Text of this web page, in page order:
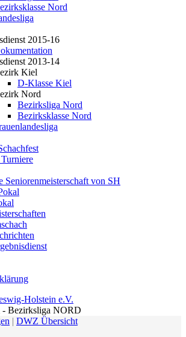
Nord
2015-16
2013-14
Kiel
D-Klasse Kiel
Nord
Bezirksliga Nord
Bezirksklasse Nord
Seniorenmeisterschaft von SH
Holstein e.V.
Bezirksliga NORD
| DWZ Übersicht